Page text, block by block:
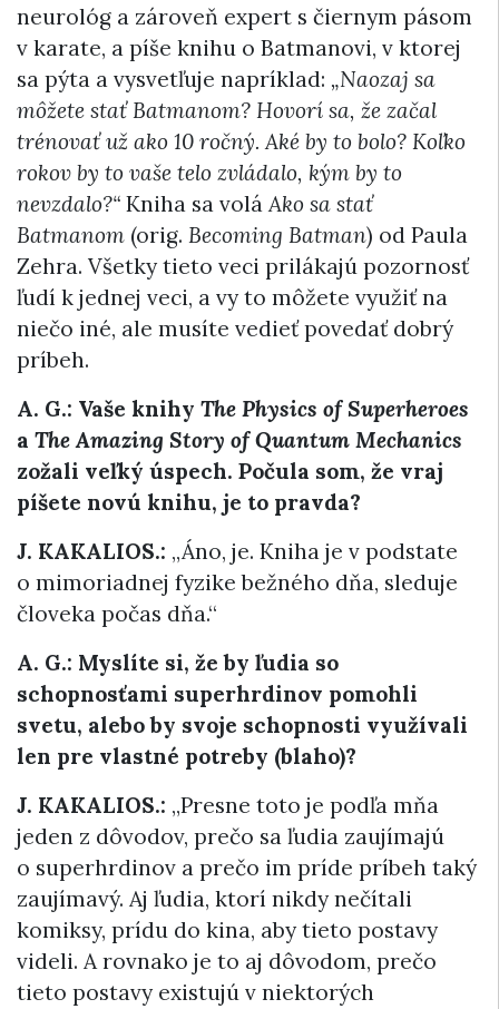
neurológ a zároveň expert s čiernym pásom
v karate, a píše knihu o Batmanovi, v ktorej
sa pýta a vysvetľuje napríklad: „Naozaj sa
môžete stať Batmanom? Hovorí sa, že začal
trénovať už ako 10 ročný. Aké by to bolo? Koľko
rokov by to vaše telo zvládalo, kým by to
nevzdalo?“ Kniha sa voláAko sa stať
Batmanom (orig. Becoming Batman) od Paula
Zehra. Všetky tieto veci prilákajú pozornosť
ľudí k jednej veci, a vy to môžete využiť na
niečo iné, ale musíte vedieť povedať dobrý
príbeh.
A. G.: Vaše knihy The Physics of Superheroes
a The Amazing Story of Quantum Mechanics
zožali veľký úspech. Počula som, že vraj
píšete novú knihu, je to pravda?
J. KAKALIOS.: „Áno, je. Kniha je v podstate
o mimoriadnej fyzike bežného dňa, sleduje
človeka počas dňa.“
A. G.: Myslíte si, že by ľudia so
schopnosťami superhrdinov pomohli
svetu, alebo by svoje schopnosti využívali
len pre vlastné potreby (blaho)?
J. KAKALIOS.: „Presne toto je podľa mňa
jeden z dôvodov, prečo sa ľudia zaujímajú
o superhrdinov a prečo im príde príbeh taký
zaujímavý. Aj ľudia, ktorí nikdy nečítali
komiksy, prídu do kina, aby tieto postavy
videli. A rovnako je to aj dôvodom, prečo
tieto postavy existujú v niektorých